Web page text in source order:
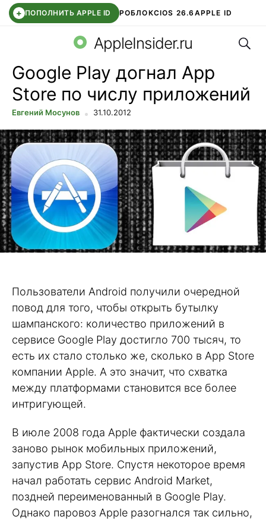
+ ПОПОЛНИТЬ APPLE ID РОБЛОКСIOS 26.6 APPLE ID
WHATSAPP DDE STOREAPP STOREOZON БАНК
AppleInsider.ru
Google Play догнал App
Store по числу приложений
Евгений Мосунов 31.10.2012
Пользователи Android получили очередной
повод для того, чтобы открыть бутылку
шампанского: количество приложений в
сервисе Google Play достигло 700 тысяч, то
есть их стало столько же, сколько в App Store
компании Apple. А это значит, что схватка
между платформами становится все более
интригующей.
В июле 2008 года Apple фактически создала
заново рынок мобильных приложений,
запустив App Store. Спустя некоторое время
начал работать сервис Android Market,
поздней переименованный в Google Play.
Однако паровоз Apple разогнался так сильно,